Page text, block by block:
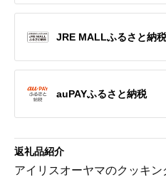
JRE MALLふるさと納税
auPAYふるさと納税
返礼品紹介
アイリスオーヤマのクッキ